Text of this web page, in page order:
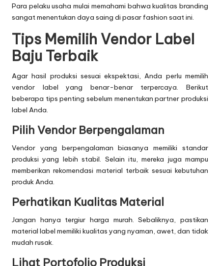
Para pelaku usaha mulai memahami bahwa kualitas branding
sangat menentukan daya saing di pasar fashion saat ini.
Tips Memilih Vendor Label
Baju Terbaik
Agar hasil produksi sesuai ekspektasi, Anda perlu memilih
vendor label yang benar-benar terpercaya. Berikut
beberapa tips penting sebelum menentukan partner produksi
label Anda.
Pilih Vendor Berpengalaman
Vendor yang berpengalaman biasanya memiliki standar
produksi yang lebih stabil. Selain itu, mereka juga mampu
memberikan rekomendasi material terbaik sesuai kebutuhan
produk Anda.
Perhatikan Kualitas Material
Jangan hanya tergiur harga murah. Sebaliknya, pastikan
material label memiliki kualitas yang nyaman, awet, dan tidak
mudah rusak.
Lihat Portofolio Produksi